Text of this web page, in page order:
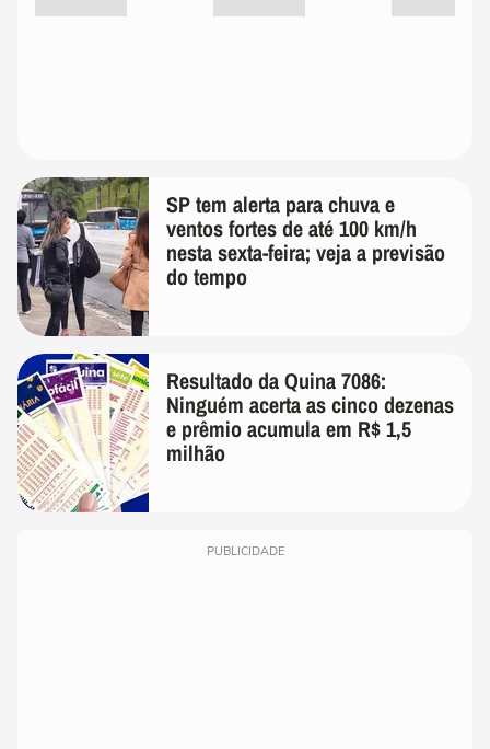
SP tem alerta para chuva e
ventos fortes de até 100 km/h
nesta sexta-feira; veja a previsão
do tempo
Resultado da Quina 7086:
Ninguém acerta as cinco dezenas
e prêmio acumula em R$ 1,5
milhão
PUBLICIDADE